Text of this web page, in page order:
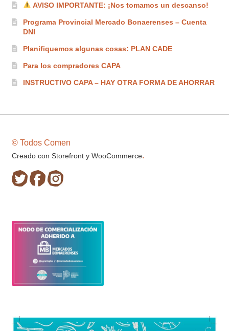
AVISO IMPORTANTE: ¡Nos tomamos un descanso!
Programa Provincial Mercado Bonaerenses – Cuenta
DNI
Planifiquemos algunas cosas: PLAN CADE
Para los compradores CAPA
INSTRUCTIVO CAPA – HAY OTRA FORMA DE AHORRAR
© Todos Comen
Creado con Storefront y WooCommerce.